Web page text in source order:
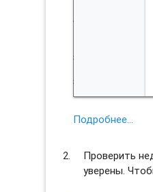
Подробнее…
Проверить
уверены.